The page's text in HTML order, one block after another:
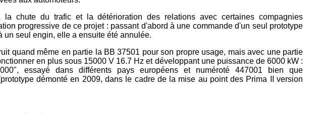
la chute du trafic et la détérioration des relations avec certaines compagnies
progressive de ce projet : passant d'abord à une commande d'un seul prototype
un seul engin, elle a ensuite été annulée.
quand même en partie la BB 37501 pour son propre usage, mais avec une partie
en plus sous 15000 V 16.7 Hz et développant une puissance de 6000 kW :
essayé dans différents pays européens et numéroté 447001 bien que
démonté en 2009, dans le cadre de la mise au point des Prima II version